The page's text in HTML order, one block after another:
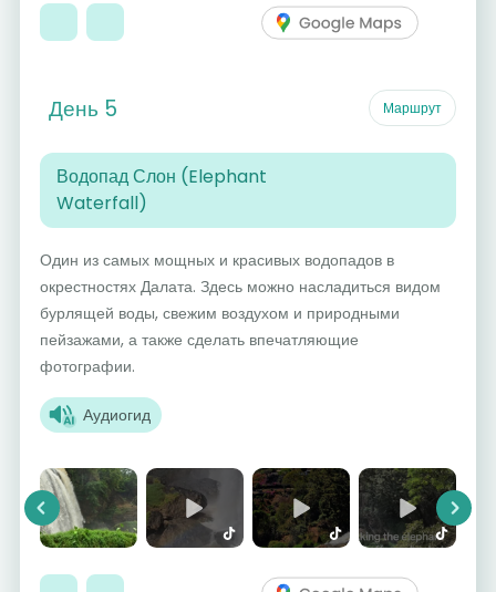
День 5 Маршрут
Водопад Слон (Elephant
Waterfall)
Один из самых мощных и красивых водопадов в
окрестностях Далата. Здесь можно насладиться видом
бурлящей воды, свежим воздухом и природными
пейзажами, а также сделать впечатляющие
фотографии.
Аудиогид
Previous Next